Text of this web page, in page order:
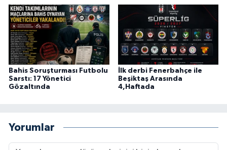
Bahis Soruşturması Futbolu
Sarstı: 17 Yönetici
Gözaltında
İlk derbi Fenerbahçe ile
Beşiktaş Arasında
4,Haftada
Yorumlar